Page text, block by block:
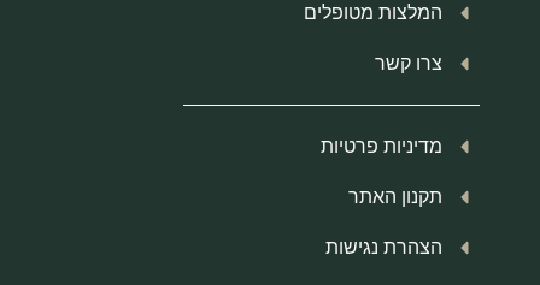
המלצות מטופלים
צרו קשר
מדיניות פרטיות
תקנון האתר
הצהרת נגישות